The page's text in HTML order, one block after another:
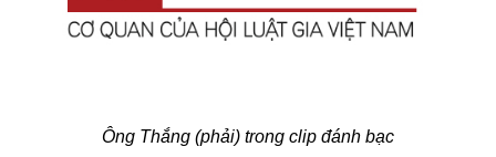
Ông Thắng (phải) trong clip đánh bạc